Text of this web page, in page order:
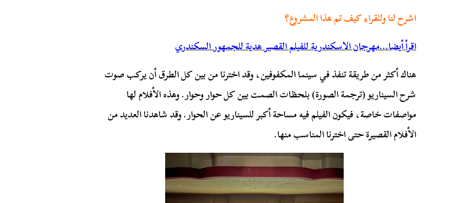
اشرح لنا وللقراء كيف تم هذا المشروع؟
اقرأ أيضا…مهرجان الاسكندرية للفيلم القصير هدية للجمهور السكندري
هناك أكثر من طريقة تنفذ في سينما المكفوفين، وقد اخترنا من بين كل الطرق أن يركب صوت
شرح السيناريو (ترجمة الصورة) بلحظات الصمت بين كل حوار وحوار. وهذه الأفلام لها
مواصفات خاصة، فيكون الفيلم فيه مساحة أكبر للسيناريو عن الحوار. وقد شاهدنا العديد من
الأفلام القصيرة حتى اخترنا المناسب منها.